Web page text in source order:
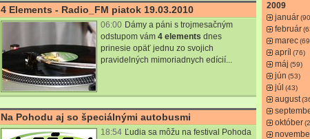
4 Elements - Radio_FM piatok 19.03.2010
06:00 Dámy a páni s trojmesačným
odstupom vám 4 elements dnes
prinesie opäť jednu zo svojich
pravidelných mimoriadnych edícií...
Na Pohodu aj so špeciálnými autobusmi
18:54 Ľudia sa môžu na festival Pohoda
2009
január
február
marec
apríl (76)
máj (59)
jún (53)
júl (43)
august
október